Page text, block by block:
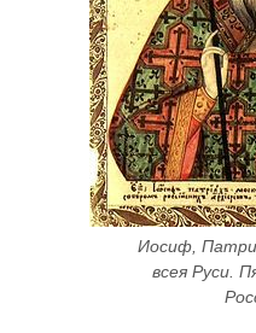
Иосиф,
всея Руси.